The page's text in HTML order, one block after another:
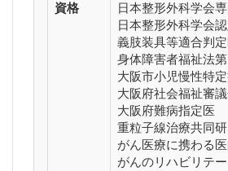
資格
日本整形外科学会
日本整形外科学会
義肢装具等適合判
身体障害者福祉法
大阪市小児慢性特
大阪府社会福祉審
大阪府難病指定医
重粒子線治療共同
がん医療に携わる
がんのリハビリテ